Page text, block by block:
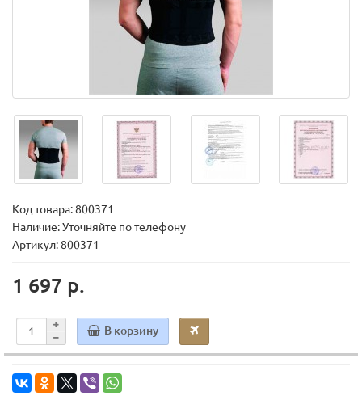
Код товара:800371
Наличие: Уточняйте по телефону
Артикул: 800371
1 697 р.
В корзину